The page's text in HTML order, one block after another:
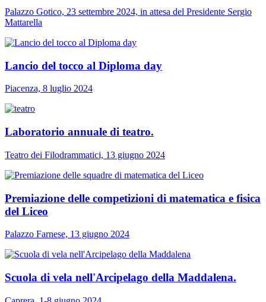
Palazzo Gotico, 23 settembre 2024, in attesa del Presidente Sergio
Mattarella
Lancio del tocco al Diploma day
Piacenza, 8 luglio 2024
Laboratorio annuale di teatro.
Teatro dei Filodrammatici, 13 giugno 2024
Premiazione delle competizioni di matematica e fisica
del Liceo
Palazzo Farnese, 13 giugno 2024
Scuola di vela nell'Arcipelago della Maddalena.